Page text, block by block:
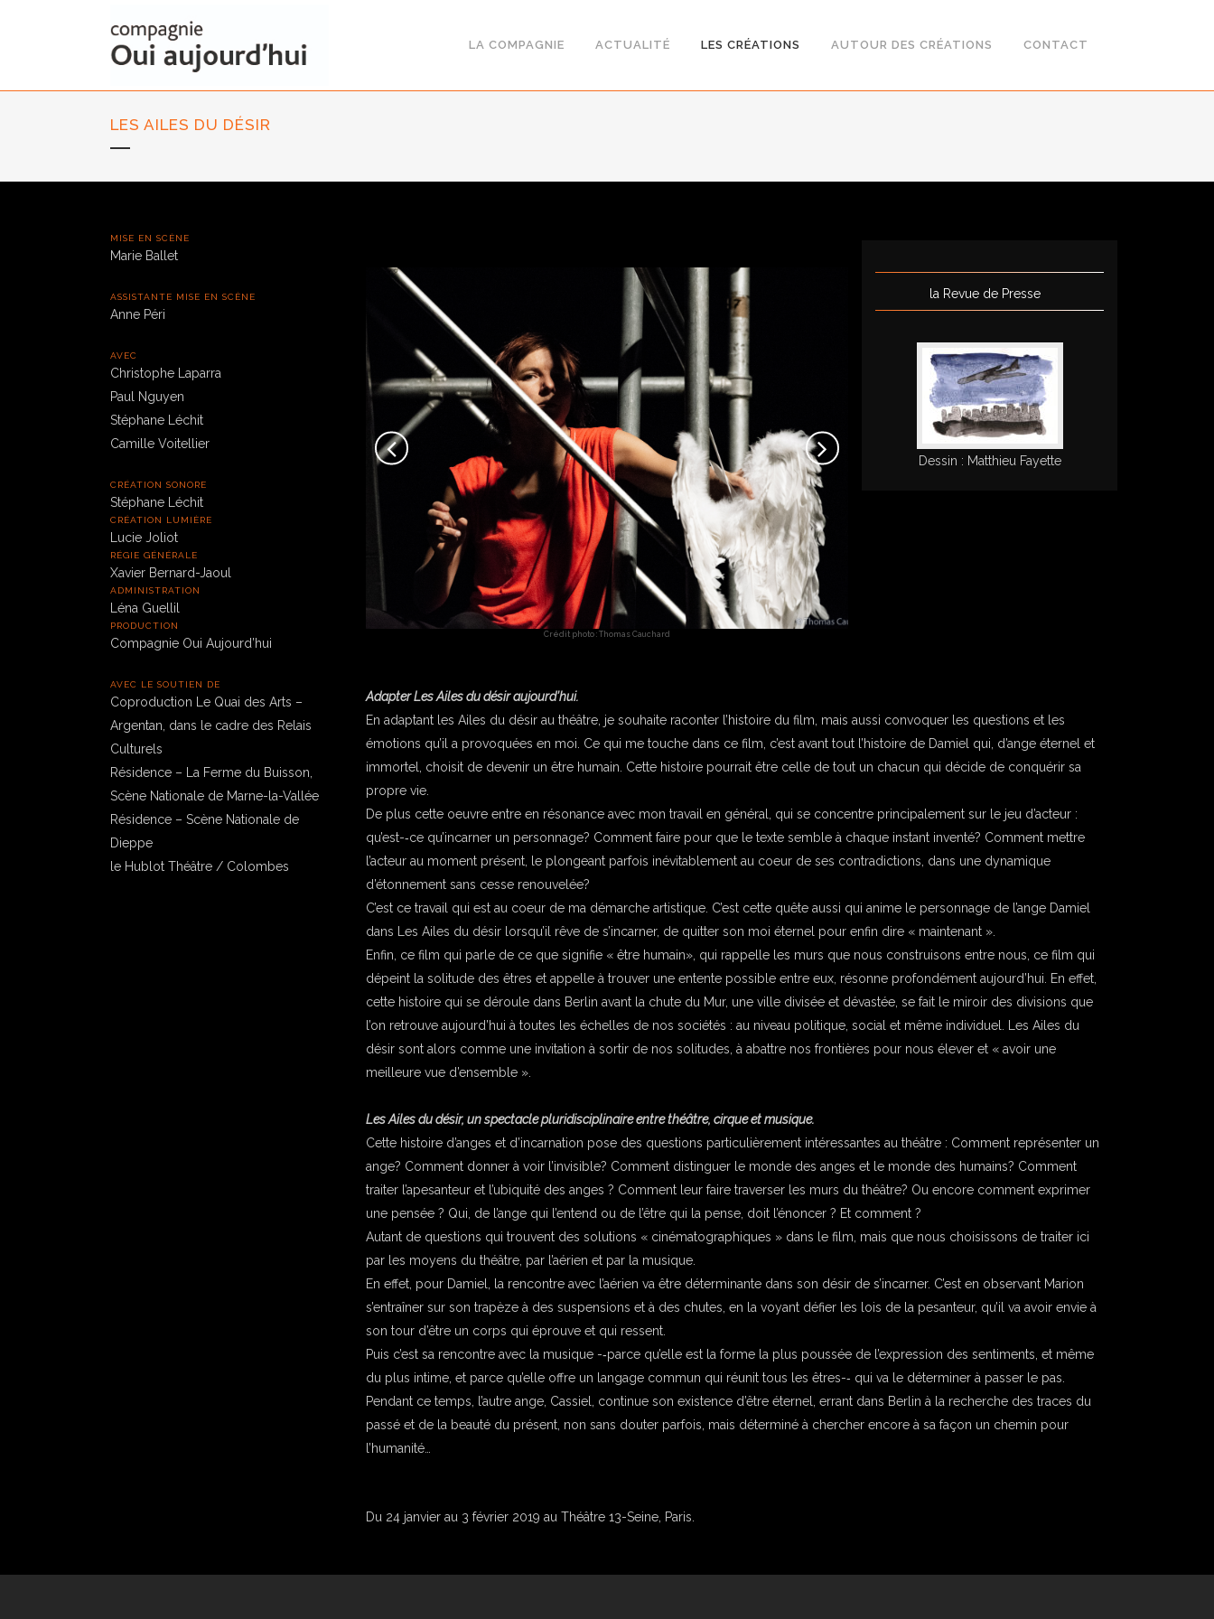
LA COMPAGNIE ACTUALITÉ LES CRÉATIONS AUTOUR DES CRÉATIONS CONTACT
LES AILES DU DÉSIR
MISE EN SCÈNE
Marie Ballet
ASSISTANTE MISE EN SCÈNE
Anne Péri
AVEC
Christophe Laparra
Paul Nguyen
Stéphane Léchit
Camille Voitellier
CRÉATION SONORE
Stéphane Léchit
CRÉATION LUMIÈRE
Lucie Joliot
RÉGIE GÉNÉRALE
Xavier Bernard-Jaoul
ADMINISTRATION
Léna Guellil
PRODUCTION
Compagnie Oui Aujourd’hui
AVEC LE SOUTIEN DE
Coproduction Le Quai des Arts –
Argentan, dans le cadre des Relais
Culturels
Résidence – La Ferme du Buisson,
Scène Nationale de Marne-la-Vallée
Résidence – Scène Nationale de
Dieppe
le Hublot Théâtre / Colombes
Crédit photo : Thomas Cauchard
la Revue de Presse
Dessin : Matthieu Fayette
Adapter Les Ailes du désir aujourd’hui.
En adaptant les Ailes du désir au théâtre, je souhaite raconter l’histoire du film, mais aussi convoquer les questions et les
émotions qu’il a provoquées en moi. Ce qui me touche dans ce film, c’est avant tout l’histoire de Damiel qui, d’ange éternel et
immortel, choisit de devenir un être humain. Cette histoire pourrait être celle de tout un chacun qui décide de conquérir sa
propre vie.
De plus cette oeuvre entre en résonance avec mon travail en général, qui se concentre principalement sur le jeu d’acteur :
qu’est-­‐ce qu’incarner un personnage? Comment faire pour que le texte semble à chaque instant inventé? Comment mettre
l’acteur au moment présent, le plongeant parfois inévitablement au coeur de ses contradictions, dans une dynamique
d’étonnement sans cesse renouvelée?
C’est ce travail qui est au coeur de ma démarche artistique. C’est cette quête aussi qui anime le personnage de l’ange Damiel
dans Les Ailes du désir lorsqu’il rêve de s’incarner, de quitter son moi éternel pour enfin dire « maintenant ».
Enfin, ce film qui parle de ce que signifie « être humain», qui rappelle les murs que nous construisons entre nous, ce film qui
dépeint la solitude des êtres et appelle à trouver une entente possible entre eux, résonne profondément aujourd’hui. En effet,
cette histoire qui se déroule dans Berlin avant la chute du Mur, une ville divisée et dévastée, se fait le miroir des divisions que
l’on retrouve aujourd’hui à toutes les échelles de nos sociétés : au niveau politique, social et même individuel. Les Ailes du
désir sont alors comme une invitation à sortir de nos solitudes, à abattre nos frontières pour nous élever et « avoir une
meilleure vue d’ensemble ».
Les Ailes du désir, un spectacle pluridisciplinaire entre théâtre, cirque et musique.
Cette histoire d’anges et d’incarnation pose des questions particulièrement intéressantes au théâtre : Comment représenter un
ange? Comment donner à voir l’invisible? Comment distinguer le monde des anges et le monde des humains? Comment
traiter l’apesanteur et l’ubiquité des anges ? Comment leur faire traverser les murs du théâtre? Ou encore comment exprimer
une pensée ? Qui, de l’ange qui l’entend ou de l’être qui la pense, doit l’énoncer ? Et comment ?
Autant de questions qui trouvent des solutions « cinématographiques » dans le film, mais que nous choisissons de traiter ici
par les moyens du théâtre, par l’aérien et par la musique.
En effet, pour Damiel, la rencontre avec l’aérien va être déterminante dans son désir de s’incarner. C’est en observant Marion
s’entraîner sur son trapèze à des suspensions et à des chutes, en la voyant défier les lois de la pesanteur, qu’il va avoir envie à
son tour d’être un corps qui éprouve et qui ressent.
Puis c’est sa rencontre avec la musique -­‐parce qu’elle est la forme la plus poussée de l’expression des sentiments, et même
du plus intime, et parce qu’elle offre un langage commun qui réunit tous les êtres-­‐ qui va le déterminer à passer le pas.
Pendant ce temps, l’autre ange, Cassiel, continue son existence d’être éternel, errant dans Berlin à la recherche des traces du
passé et de la beauté du présent, non sans douter parfois, mais déterminé à chercher encore à sa façon un chemin pour
l’humanité…
Du 24 janvier au 3 février 2019 au Théâtre 13-Seine, Paris.